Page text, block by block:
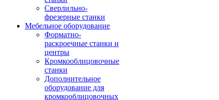
Сверлильно-
фрезерные станки
Мебельное оборудование
Форматно-
раскроечные станки и
центры
Кромкооблицовочные
станки
Дополнительное
оборудование для
кромкооблицовочных